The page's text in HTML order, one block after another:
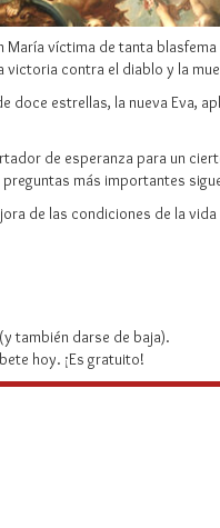
víctima de tanta
contra el diablo y la
doce estrellas, la nueva Eva,
de esperanza para un
más importantes
de las condiciones de la
también darse de baja).
hoy. ¡Es gratuito!